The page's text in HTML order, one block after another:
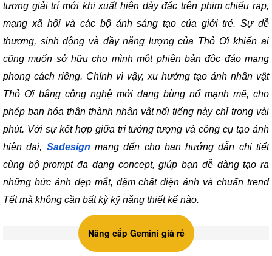
tượng giải trí mới khi xuất hiện dày đặc trên phim chiếu rạp,
mạng xã hội và các bộ ảnh sáng tạo của giới trẻ. Sự dễ
thương, sinh động và đầy năng lượng của Thỏ Ơi khiến ai
cũng muốn sở hữu cho mình một phiên bản độc đáo mang
phong cách riêng. Chính vì vậy, xu hướng tạo ảnh nhân vật
Thỏ Ơi bằng công nghệ mới đang bùng nổ mạnh mẽ, cho
phép bạn hóa thân thành nhân vật nổi tiếng này chỉ trong vài
phút. Với sự kết hợp giữa trí tưởng tượng và công cụ tạo ảnh
hiện đại, Sadesign mang đến cho bạn hướng dẫn chi tiết
cùng bộ prompt đa dạng concept, giúp bạn dễ dàng tạo ra
những bức ảnh đẹp mắt, đậm chất điện ảnh và chuẩn trend
Tết mà không cần bất kỳ kỹ năng thiết kế nào.
Nâng cấp Gemini giá rẻ